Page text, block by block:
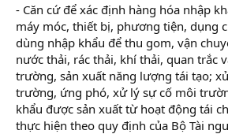
- Căn cứ để xác định hàng hóa nhập
máy móc, thiết bị, phương tiện, dụng
dùng nhập khẩu để thu gom, vận
nước thải, rác thải, khí thải, quan trắc
trường, sản xuất năng lượng tái tạo;
trường, ứng phó, xử lý sự cố môi
khẩu được sản xuất từ hoạt động tái
thực hiện theo quy định của Bộ Tài